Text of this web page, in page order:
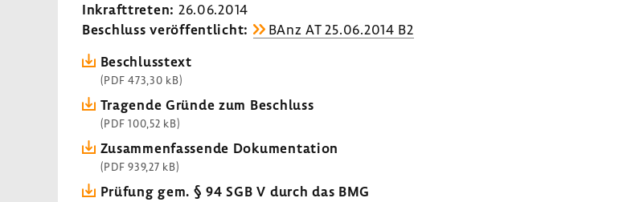
Inkrafttreten: 26.06.2014
Beschluss veröffentlicht:
BAnz AT 25.06.2014 B2
Beschlusstext
(PDF 473,30 kB)
Tragende Gründe zum Beschluss
(PDF 100,52 kB)
Zusammenfassende Dokumentation
(PDF 939,27 kB)
Prüfung gem. § 94 SGB V durch das BMG